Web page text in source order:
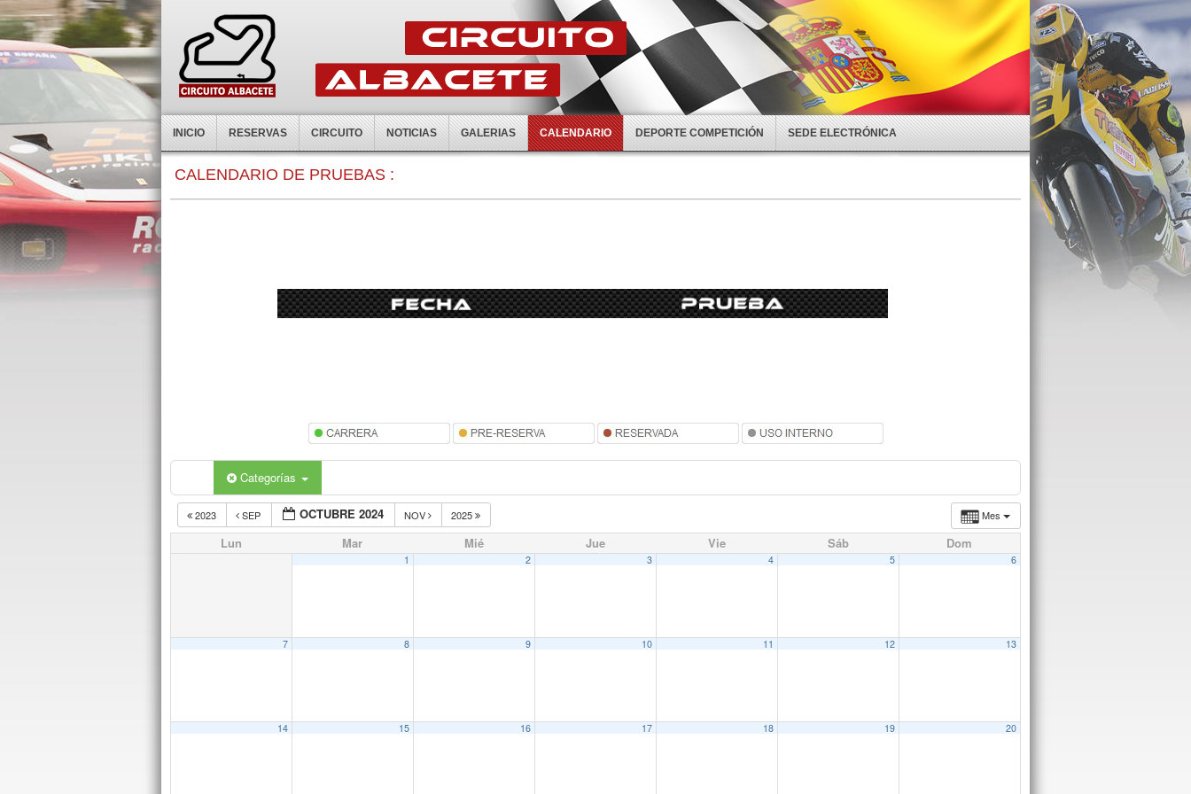
INICIO RESERVAS CIRCUITO NOTICIAS GALERIAS CALENDARIO DEPORTE COMPETICIÓN SEDE ELECTRÓNICA
CALENDARIO DE PRUEBAS :
Categorías
Mes
2023 SEP OCTUBRE 2024 NOV 2025
Lun Mar Mié Jue Vie Sáb Dom
1 2 3 4 5 6
7 8 9 10 11 12 13
14 15 16 17 18 19 20